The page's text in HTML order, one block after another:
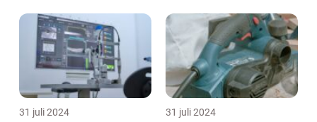
31 juli 2024 31 juli 2024